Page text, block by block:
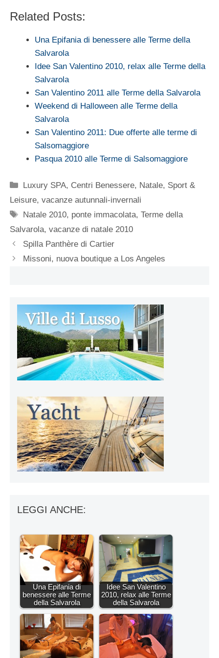
Related Posts:
Una Epifania di benessere alle Terme della
Salvarola
Idee San Valentino 2010, relax alle Terme della
Salvarola
San Valentino 2011 alle Terme della Salvarola
Weekend di Halloween alle Terme della
Salvarola
San Valentino 2011: Due offerte alle terme di
Salsomaggiore
Pasqua 2010 alle Terme di Salsomaggiore
Categorie
Luxury SPA, Centri Benessere, Natale, Sport &
Leisure, vacanze autunnali-invernali
Tag
Natale 2010, ponte immacolata,Terme della
Salvarola, vacanze di natale 2010
Spilla Panthère di Cartier
Missoni, nuova boutique a Los Angeles
LEGGI ANCHE:
Una Epifania di
benessere alle Terme
della Salvarola
Idee San Valentino
2010, relax alle Terme
della Salvarola